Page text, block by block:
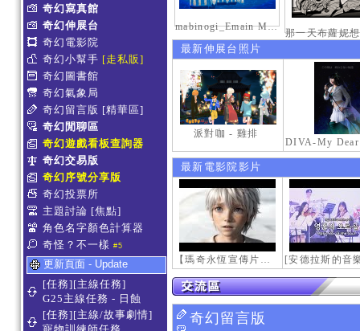
奇幻寫真館
奇幻伸展台
奇幻電影院
奇幻小幫手 [走私販]
奇幻圖書館
奇幻氣象局
奇幻留言版 [精華區]
奇幻閒聊區
奇幻遊戲看板查詢器
奇幻交易版
奇幻序號分享版
奇幻投票所
主題討論 [焦點]
角色名字顏色計算器
奇怪？不一樣 #5
更新頁面 - Update
[任務][主線任務]
G25主線任務 - 日蝕
[任務][主線/故事劇情]
mabinogi_Emain Macha_2000-0600_1
最新伸展台照片
派對咖 - 雞排
最新電影院影片
【瑪奇永恆宣傳片】最初的感動
奇幻留言版